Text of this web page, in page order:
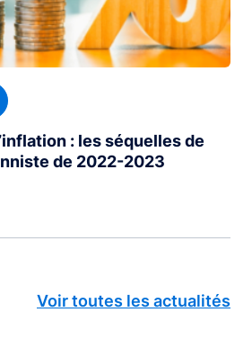
: les séquelles de
de 2022-2023
Voir toutes les actualités